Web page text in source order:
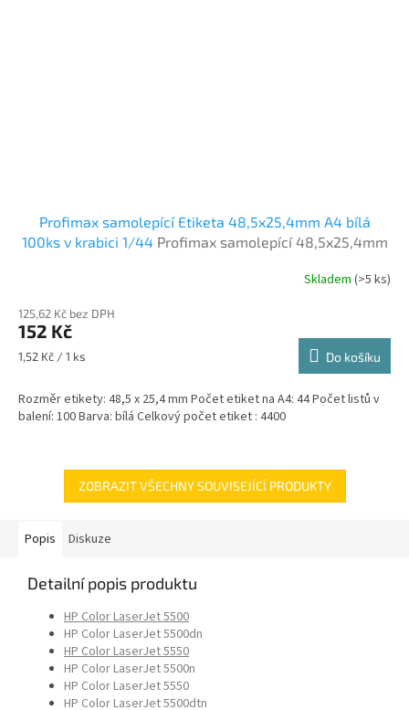
Profimax samolepící Etiketa 48,5x25,4mm A4 bílá
100ks v krabici 1/44 Profimax samolepící 48,5x25,4mm
Skladem (>5 ks)
125,62 Kč bez DPH
152 Kč
Měrná
1,52 Kč / 1 ks Do košíku
Rozměr etikety: 48,5 x 25,4 mm Počet etiket na A4: 44 Počet listů v
balení: 100 Barva: bílá Celkový počet etiket : 4400
ZOBRAZIT VŠECHNY SOUVISEJÍCÍ PRODUKTY
Popis Diskuze
Detailní popis produktu
HP Color LaserJet 5500
HP Color LaserJet 5500dn
HP Color LaserJet 5550
HP Color LaserJet 5500n
HP Color LaserJet 5550
HP Color LaserJet 5500dtn